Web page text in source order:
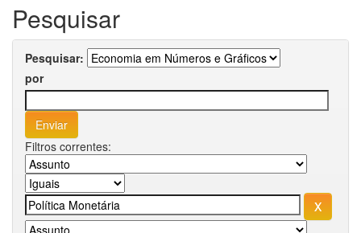
Pesquisar
Pesquisar:
por
Filtros correntes: